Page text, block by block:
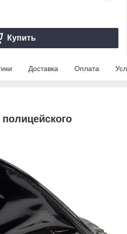
Купить
Доставка Оплата